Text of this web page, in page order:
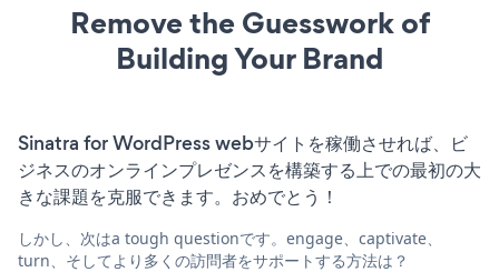
Remove the Guesswork of
Building Your Brand
Sinatra for WordPress webサイトを稼働させれば、ビ
ジネスのオンラインプレゼンスを構築する上での最初の大
きな課題を克服できます。おめでとう！
しかし、次はa tough questionです。engage、captivate、
turn、そしてより多くの訪問者をサポートする方法は？